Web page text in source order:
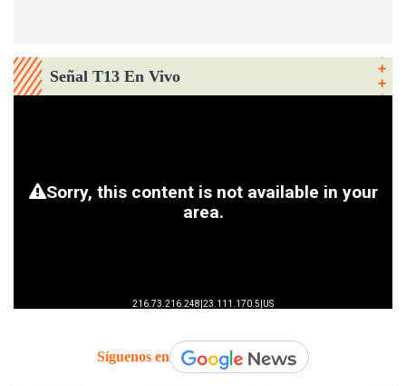
Señal T13 En Vivo
Síguenos en